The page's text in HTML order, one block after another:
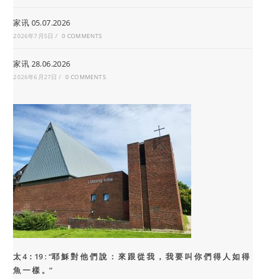
家讯 05.07.2026
2026年7月5日 / 0 COMMENTS
家讯 28.06.2026
2026年6月27日 / 0 COMMENTS
太 4：19 : “耶 穌 對 他 們 說 ： 來 跟 從 我 ， 我 要 叫 你 們 得 人 如 得
魚 一 樣 。”